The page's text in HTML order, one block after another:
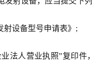
射设备型号申请表》;
法人营业执照”复印件